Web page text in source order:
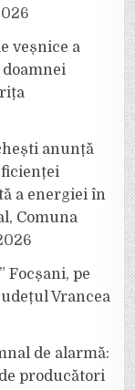
veșnice a
anunță
a energiei în
Comuna
Focșani, pe
Vrancea
de alarmă:
producători